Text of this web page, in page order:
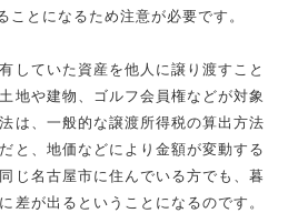
ことになるため注意が必要です。
していた資産を他人に譲り渡すこと
地や建物、ゴルフ会員権などが対象
は、一般的な譲渡所得税の算出方法
と、地価などにより金額が変動する
じ名古屋市に住んでいる方でも、暮
差が出るということになるのです。